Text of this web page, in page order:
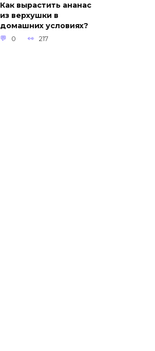
Как вырастить ананас
из верхушки в
домашних условиях?
0 217